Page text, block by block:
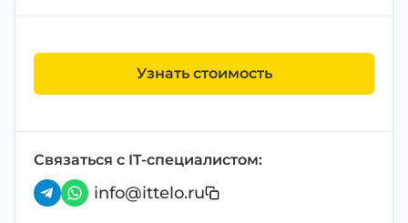
Узнать стоимость
Связаться с IT-специалистом:
info@ittelo.ru